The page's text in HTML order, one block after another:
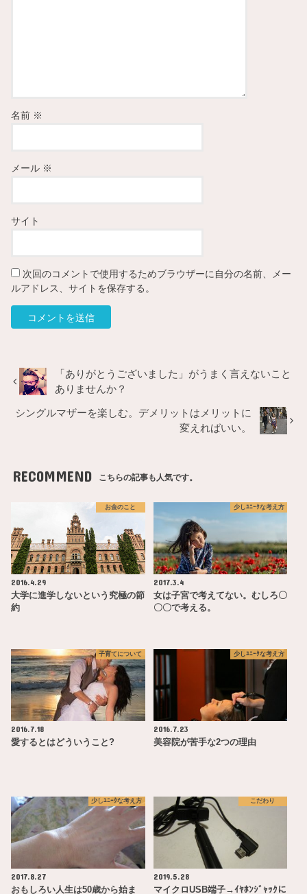
名前 ※
メール ※
サイト
次回のコメントで使用するためブラウザーに自分の名前、メー
ルアドレス、サイトを保存する。
「ありがとうございました」がうまく言えないこと
ありませんか？
シングルマザーを楽しむ。デメリットはメリットに
変えればいい。
RECOMMEND こちらの記事も人気です。
お金のこと
2016.4.29
大学に進学しないという究極の節
約
少しﾕﾆｰｸな考え方
2017.3.4
女は子宮で考えてない。むしろ〇
〇〇で考える。
子育てについて
2016.7.18
愛するとはどういうこと?
少しﾕﾆｰｸな考え方
2016.7.23
美容院が苦手な2つの理由
少しﾕﾆｰｸな考え方
2017.8.27
おもしろい人生は50歳から始ま
こだわり
2019.5.28
マイクロUSB端子→ｲﾔﾎﾝｼﾞｬｯｸに